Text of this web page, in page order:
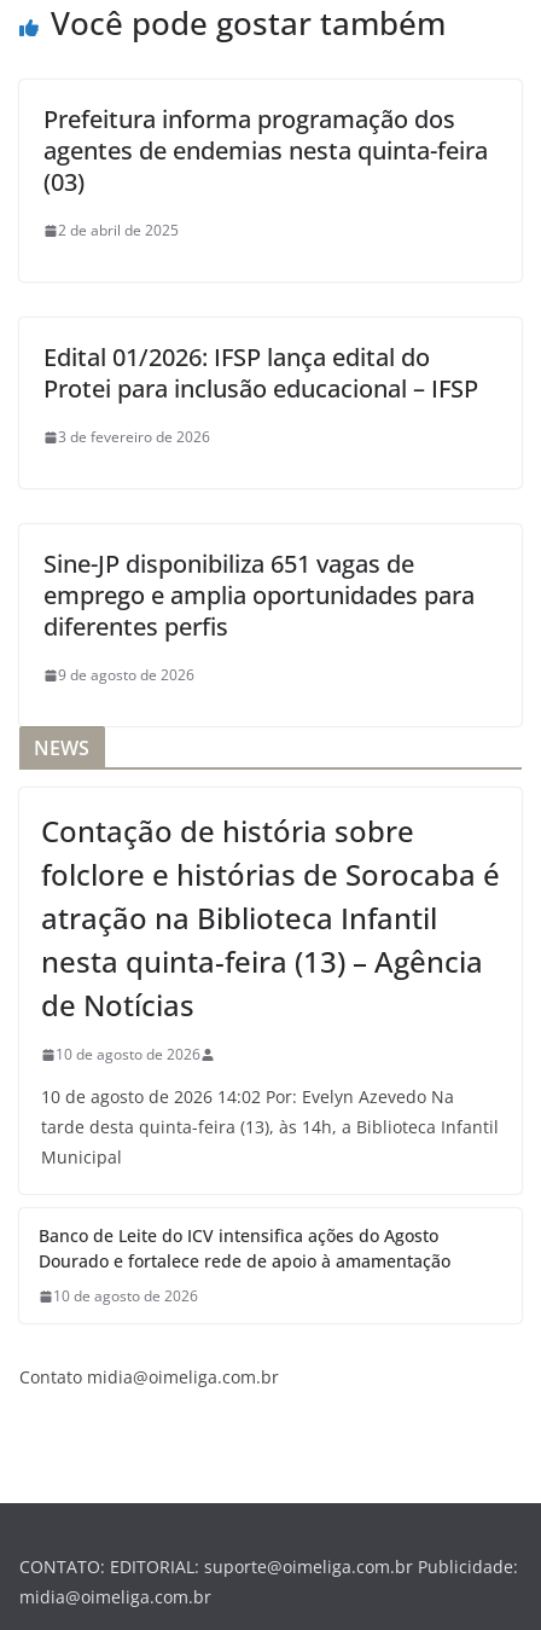
Você pode gostar também
Prefeitura informa programação dos
agentes de endemias nesta quinta-feira
(03)
2 de abril de 2025
Edital 01/2026: IFSP lança edital do
Protei para inclusão educacional – IFSP
3 de fevereiro de 2026
Sine-JP disponibiliza 651 vagas de
emprego e amplia oportunidades para
diferentes perfis
9 de agosto de 2026
NEWS
Contação de história sobre
folclore e histórias de Sorocaba é
atração na Biblioteca Infantil
nesta quinta-feira (13) – Agência
de Notícias
10 de agosto de 2026
10 de agosto de 2026 14:02 Por: Evelyn Azevedo Na
tarde desta quinta-feira (13), às 14h, a Biblioteca Infantil
Municipal
Banco de Leite do ICV intensifica ações do Agosto
Dourado e fortalece rede de apoio à amamentação
10 de agosto de 2026
Contato midia@oimeliga.com.br
CONTATO: EDITORIAL: suporte@oimeliga.com.br Publicidade:
midia@oimeliga.com.br